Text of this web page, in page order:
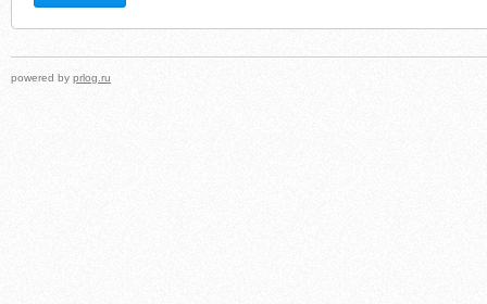
powered by prlog.ru